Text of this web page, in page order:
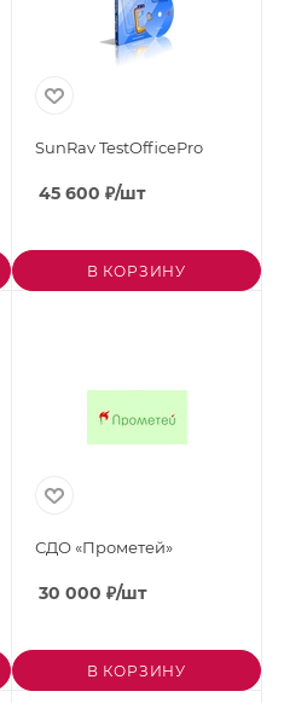
SunRav TestOfficePro
45 600 ₽/шт
В КОРЗИНУ
СДО «Прометей»
30 000 ₽/шт
В КОРЗИНУ